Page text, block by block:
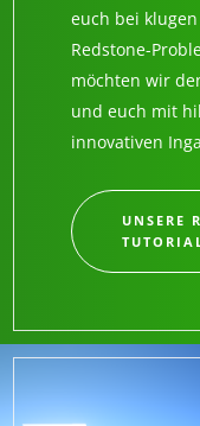
euch bei
Redstone-
möchten wir
und euch mit
innovativen
UNSERE